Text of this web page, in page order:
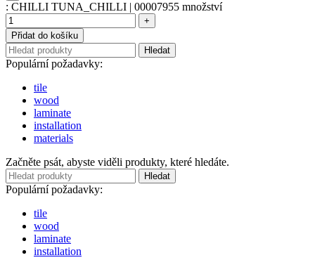
: CHILLI TUNA_CHILLI | 00007955 množství
Přidat do košíku
Hledat
Populární požadavky:
tile
wood
laminate
installation
materials
Začněte psát, abyste viděli produkty, které hledáte.
Hledat
Populární požadavky:
tile
wood
laminate
installation